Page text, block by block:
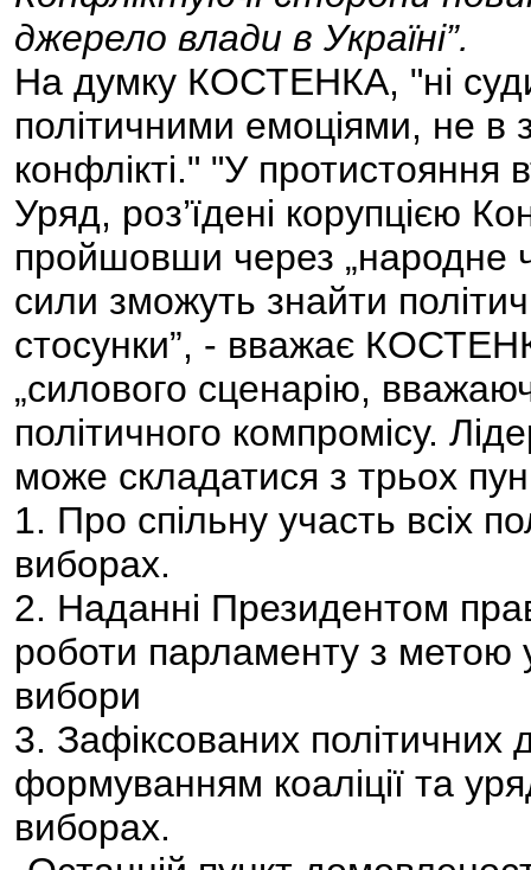
джерело влади в Україні”.
На думку КОСТЕНКА, "ні
політичними емоціями, не в
конфлікті." "У протистояння
Уряд, роз’їдені корупцією
пройшовши через „народне
сили зможуть знайти
стосунки”, - вважає
„силового сценарію,
політичного компромісу.
може складатися з трьох
1. Про спільну участь всіх
виборах.
2. Наданні Президентом
роботи парламенту з метою
вибори
3. Зафіксованих політичних
формуванням коаліції та
виборах.